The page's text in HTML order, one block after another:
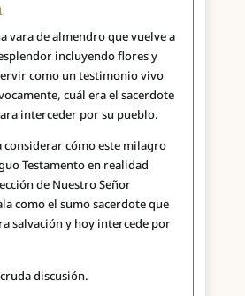
vara de almendro que vuelve a
incluyendo flores y
como un testimonio vivo
cuál era el sacerdote
interceder por su pueblo.
cómo este milagro
Testamento en realidad
de Nuestro Señor
como el sumo sacerdote que
salvación y hoy intercede por
discusión.